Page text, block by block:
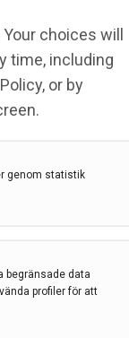
choices will
time, including
or by
genom statistik
begränsade data
profiler för att